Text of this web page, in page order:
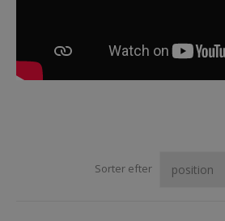
Sorter efter